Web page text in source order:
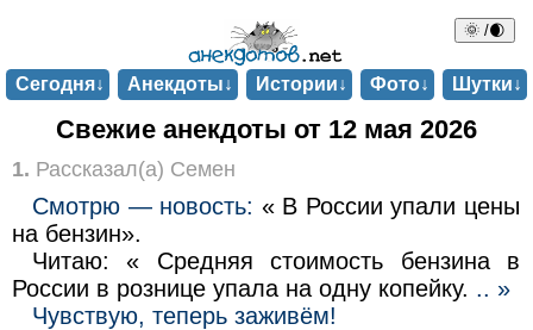
🌞 /🌒
Сегодня↓ Анекдоты↓ Истории↓ Фото↓ Шутки↓
Свежие анекдоты от 12 мая 2026
1. Рассказал(а) Семен
Смотрю — новость: « В России упали цены
на бензин».
Читаю: « Средняя стоимость бензина в
России в рознице упала на одну копейку. .. »
Чувствую, теперь заживём!